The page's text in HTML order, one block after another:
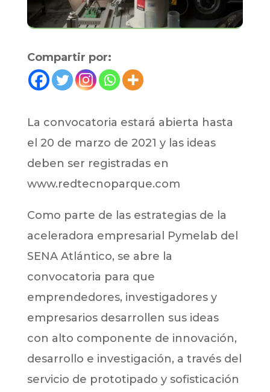
Compartir por:
La convocatoria estará abierta hasta
el 20 de marzo de 2021 y las ideas
deben ser registradas en
www.redtecnoparque.com
Como parte de las estrategias de la
aceleradora empresarial Pymelab del
SENA Atlántico, se abre la
convocatoria para que
emprendedores, investigadores y
empresarios desarrollen sus ideas
con alto componente de innovación,
desarrollo e investigación, a través del
servicio de prototipado y sofisticación